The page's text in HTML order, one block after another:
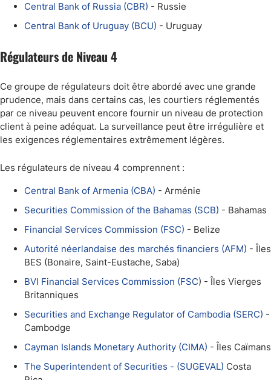
Central Bank of Russia (CBR) - Russie
Central Bank of Uruguay (BCU) - Uruguay
Régulateurs de Niveau 4
Ce groupe de régulateurs doit être abordé avec une grande
prudence, mais dans certains cas, les courtiers réglementés
par ce niveau peuvent encore fournir un niveau de protection
client à peine adéquat. La surveillance peut être irrégulière et
les exigences réglementaires extrêmement légères.
Les régulateurs de niveau 4 comprennent :
Central Bank of Armenia (CBA) - Arménie
Securities Commission of the Bahamas (SCB) - Bahamas
Financial Services Commission (FSC) - Belize
Autorité néerlandaise des marchés financiers (AFM) - Îles
BES (Bonaire, Saint-Eustache, Saba)
BVI Financial Services Commission (FSC) - Îles Vierges
Britanniques
Securities and Exchange Regulator of Cambodia (SERC) -
Cambodge
Cayman Islands Monetary Authority (CIMA) - Îles Caïmans
The Superintendent of Securities - (SUGEVAL) Costa